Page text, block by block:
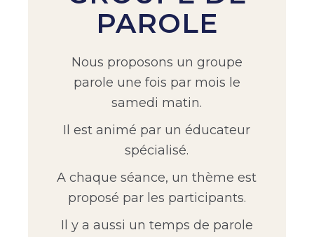
PAROLE
Nous proposons un groupe
parole une fois par mois le
samedi matin.
Il est animé par un éducateur
spécialisé.
A chaque séance, un thème est
proposé par les participants.
Il y a aussi un temps de parole